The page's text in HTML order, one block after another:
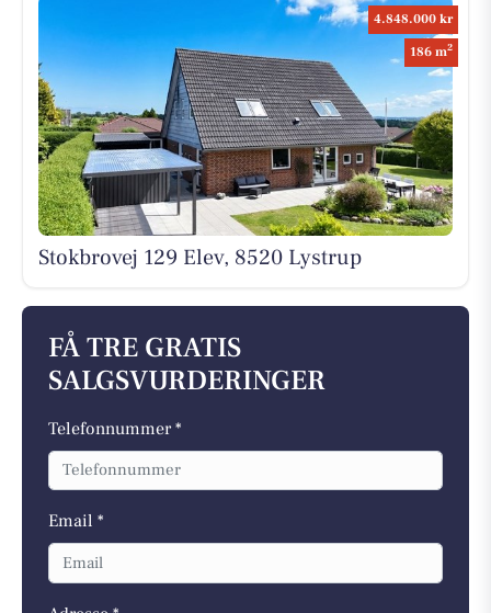
4.848.000 kr
186 m2
Stokbrovej 129 Elev, 8520 Lystrup
FÅ TRE GRATIS
SALGSVURDERINGER
Telefonnummer *
Email *